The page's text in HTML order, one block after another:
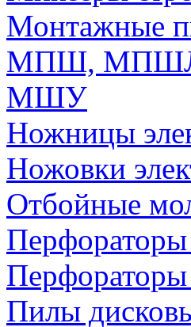
Монтажные
МПШ,
МШУ
Ножницы
Ножовки
Отбойные
Пилы